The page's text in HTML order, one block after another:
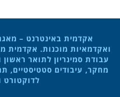
אקדמית באינטרנט –
ואקדמאיות מוכנות. אקדמית
עבודת סמינריון לתואר
מחקר, עיבודים סטטיסטיים,
לדוקטורט